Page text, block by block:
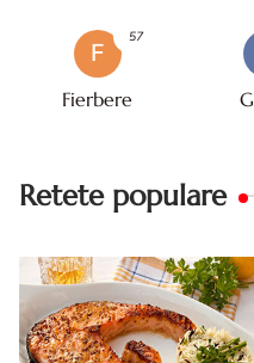
F
Fierbere
57
Retete populare